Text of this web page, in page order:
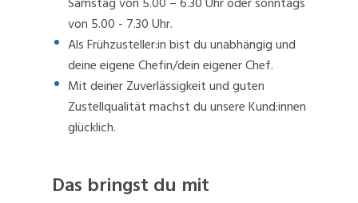
von 5.00 - 7.30 Uhr.
Als Frühzusteller:in bist du unabhängig und
deine eigene Chefin/dein eigener Chef.
Mit deiner Zuverlässigkeit und guten
Zustellqualität machst du unsere Kund:innen
glücklich.
Das bringst du mit